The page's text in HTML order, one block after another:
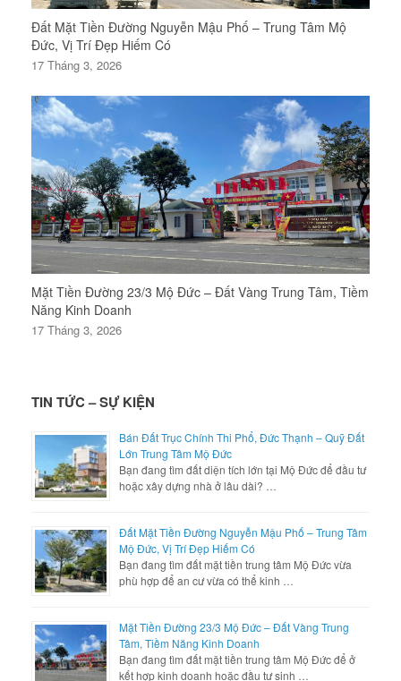
Đất Mặt Tiền Đường Nguyễn Mậu Phố – Trung Tâm Mộ
Đức, Vị Trí Đẹp Hiếm Có
17 Tháng 3, 2026
Mặt Tiền Đường 23/3 Mộ Đức – Đất Vàng Trung Tâm, Tiềm
Năng Kinh Doanh
17 Tháng 3, 2026
TIN TỨC – SỰ KIỆN
Bán Đất Trục Chính Thi Phổ, Đức Thạnh – Quỹ Đất
Lớn Trung Tâm Mộ Đức
Bạn đang tìm đất diện tích lớn tại Mộ Đức để đầu tư
hoặc xây dựng nhà ở lâu dài? …
Đất Mặt Tiền Đường Nguyễn Mậu Phố – Trung Tâm
Mộ Đức, Vị Trí Đẹp Hiếm Có
Bạn đang tìm đất mặt tiền trung tâm Mộ Đức vừa
phù hợp để an cư vừa có thể kinh …
Mặt Tiền Đường 23/3 Mộ Đức – Đất Vàng Trung
Tâm, Tiềm Năng Kinh Doanh
Bạn đang tìm đất mặt tiền trung tâm Mộ Đức để ở
kết hợp kinh doanh hoặc đầu tư sinh …